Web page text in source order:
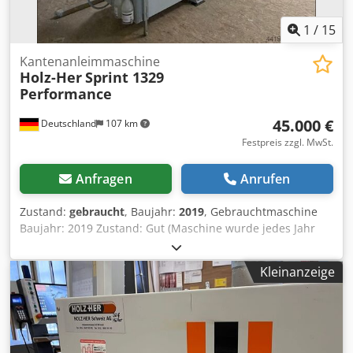
ca. August 2026
1 / 15
Deutschland 107 km
Kantenanleimmaschine
Holz-HerSprint 1329
Performance
45.000 €
Festpreis zzgl. MwSt.
Anfragen Anrufen
Zustand: gebraucht, Baujahr: 2019, Gebrauchtmaschine
Baujahr: 2019 Zustand: Gut (Maschine wurde jedes Jahr
aufwändig gewartet. Letzes Mal im März 2026!)
Ausstattung: iTronic - Adaptive Druck- und
Klebermengensteuerung automatische,
programmabhängige Feineinstellung VERSTELLUNG MOT
SPS EINLAUFLINEAL Automatische Kettenschmierung
Intelligente automatische Transportkettenschmierung.
Steuerung Edge Control 19 EL GRM STUFENL. 400V50HZ
Kleinanzeige